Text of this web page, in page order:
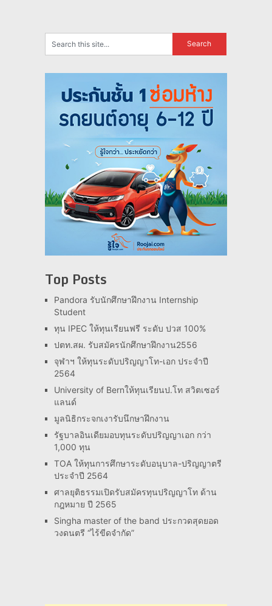
Top Posts
Pandora รับนักศึกษาฝึกงาน Internship
Student
ทุน IPEC ให้ทุนเรียนฟรี ระดับ ปวส 100%
ปตท.สผ. รับสมัครนักศึกษาฝึกงาน2556
จุฬาฯ ให้ทุนระดับปริญญาโท-เอก ประจำปี
2564
University of Bernให้ทุนเรียนป.โท สวิตเซอร์
แลนด์
มูลนิธิกระจกเงารับนึกษาฝึกงาน
รัฐบาลอินเดียมอบทุนระดับปริญญาเอก กว่า
1,000 ทุน
TOA ให้ทุนการศึกษาระดับอนุบาล-ปริญญาตรี
ประจำปี 2564
ศาลยุติธรรมเปิดรับสมัครทุนปริญญาโท ด้าน
กฎหมาย ปี 2565
Singha master of the band ประกวดสุดยอด
วงดนตรี “ไร้ขีดจำกัด”